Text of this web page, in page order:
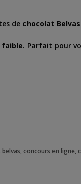
de chocolat Belvas
faible. Parfait pour
concours en ligne